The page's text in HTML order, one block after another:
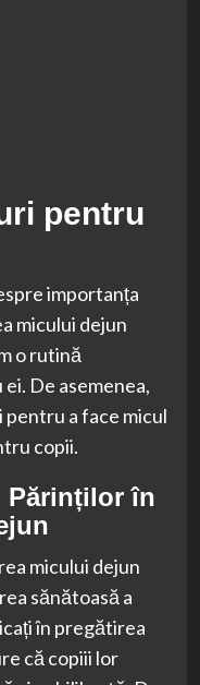
pentru
importanța
micului dejun
o rutină
De asemenea,
a face micul
copii.
Părinților în
micului dejun
sănătoasă a
în pregătirea
că copiii lor